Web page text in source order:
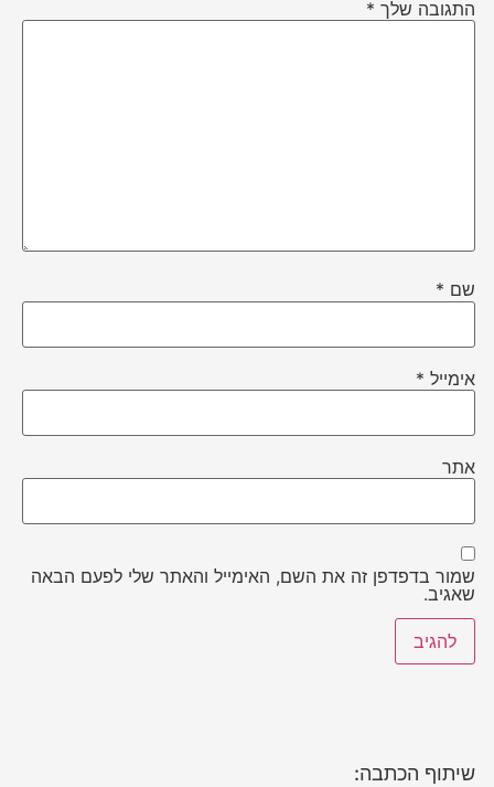
התגובה שלך *
שם *
אימייל *
אתר
שמור בדפדפן זה את השם, האימייל והאתר שלי לפעם הבאה
שאגיב.
שיתוף הכתבה: